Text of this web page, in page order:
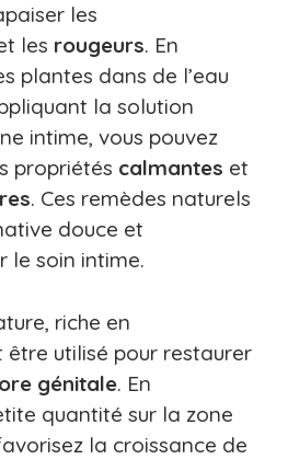
les
les rougeurs. En
plantes dans de l’eau
la solution
intime, vous pouvez
propriétés calmantes et
. Ces remèdes naturels
douce et
le soin intime.
riche en
être utilisé pour restaurer
génitale. En
quantité sur la zone
la croissance de